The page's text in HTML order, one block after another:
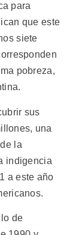
para
que este
siete
pobreza,
sus
una
la
indigencia
a este año
de